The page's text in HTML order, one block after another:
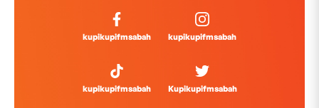
kupikupifmsabah kupikupifmsabah
kupikupifmsabah Kupikupifmsabah